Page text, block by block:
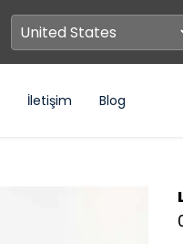
İletişim Blog